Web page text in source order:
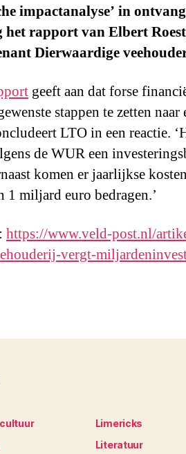
impactanalyse’ in
het rapport van Elbert
Dierwaardige
geeft aan dat forse
stappen te zetten naar
LTO in een reactie.
de WUR een
komen er jaarlijkse
1 miljard euro bedragen.’
https://www.veld-post.nl/
vergt-
Limericks
Literatuur